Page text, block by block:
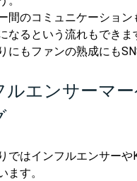
間のコミュニケーショ
なるという流れもできま
にもファンの熟成にも
ルエンサーマ
ではインフルエンサー
ます。